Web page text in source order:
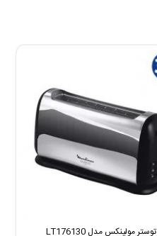
توستر مولینکس مدل LT176130